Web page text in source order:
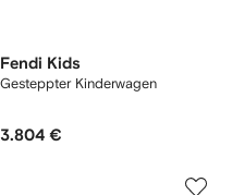
Fendi Kids
Gesteppter Kinderwagen
3.804 €